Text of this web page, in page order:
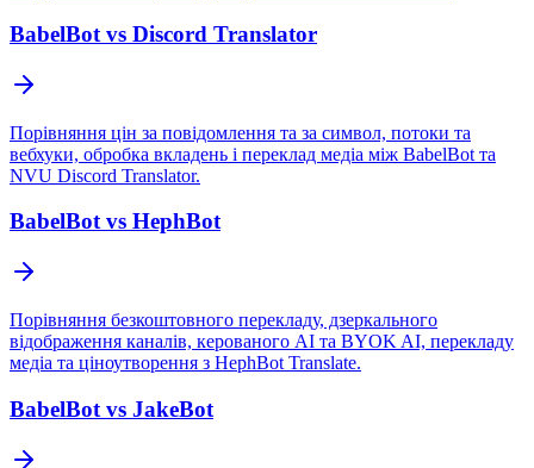
BabelBot vs Discord Translator
Порівняння цін за повідомлення та за символ, потоки та
вебхуки, обробка вкладень і переклад медіа між BabelBot та
NVU Discord Translator.
BabelBot vs HephBot
Порівняння безкоштовного перекладу, дзеркального
відображення каналів, керованого AI та BYOK AI, перекладу
медіа та ціноутворення з HephBot Translate.
BabelBot vs JakeBot